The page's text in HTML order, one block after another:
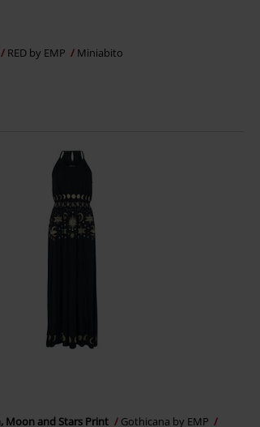
RED by EMP Miniabito
Moon and Stars Print Gothicana by EMP